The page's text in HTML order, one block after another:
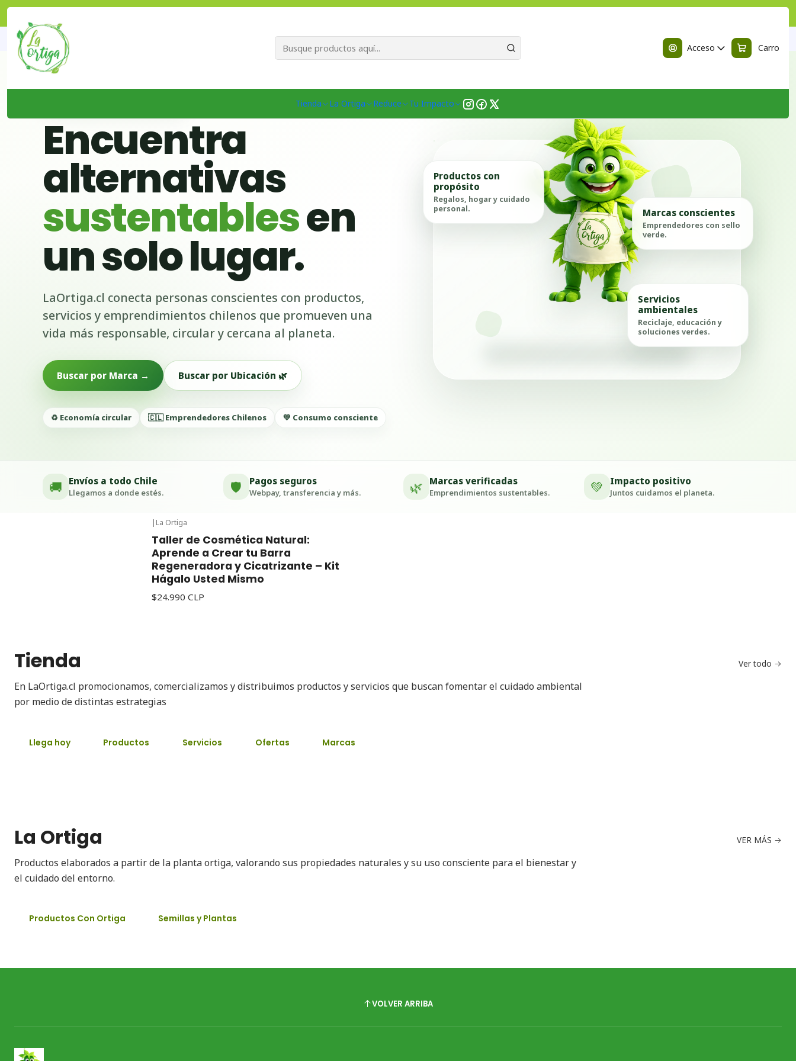
Acceso Carro
Tienda La Ortiga Reduce Tu Impacto
Capacitación y Educación Ambiental en Chile Talleres de Cósmetica Natural en Chile
Encuentra
alternativas
sustentablesen
un solo lugar.
LaOrtiga.cl conecta personas conscientes con productos,
servicios y emprendimientos chilenos que promueven una
vida más responsable, circular y cercana al planeta.
Buscar por Marca → Buscar por Ubicación 🌿
♻️ Economía circular 🇨🇱 Emprendedores Chilenos 💚 Consumo consciente
Productos con
propósito
Regalos, hogar y cuidado
personal.
Marcas conscientes
Emprendedores con sello
verde.
Servicios
ambientales
Reciclaje, educación y
soluciones verdes.
🚚 Envíos a todo Chile
Llegamos a donde estés. 🛡️ Pagos seguros
Webpay, transferencia y más. 🌿 Marcas verificadas
Emprendimientos sustentables. 💚 Impacto positivo
Juntos cuidamos el planeta.
| La Ortiga
Taller de Cosmética Natural:
Aprende a Crear tu Barra
Regeneradora y Cicatrizante – Kit
Hágalo Usted Mismo
$24.990 CLP
Tienda
En LaOrtiga.cl promocionamos, comercializamos y distribuimos productos y servicios que buscan fomentar el cuidado ambiental
por medio de distintas estrategias
Ver todo
Llega hoy Productos Servicios Ofertas Marcas
La Ortiga
Productos elaborados a partir de la planta ortiga, valorando sus propiedades naturales y su uso consciente para el bienestar y
el cuidado del entorno.
VER MÁS
Productos Con Ortiga Semillas y Plantas
VOLVER ARRIBA